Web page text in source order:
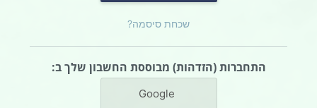
שכחת סיסמה?
התחברות (הזדהות) מבוססת החשבון שלך ב:
Google